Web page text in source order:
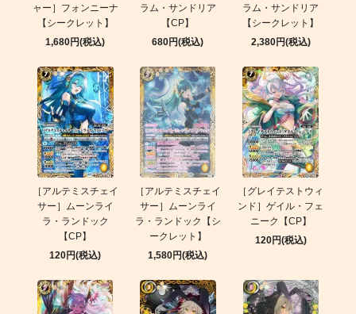
ャー］フォンニーナ
【シークレット】
1,680円(税込)
ラム・サンドリア
【CP】
680円(税込)
ラム・サンドリア
【シークレット】
2,380円(税込)
［アルテミスチェイ
サー］ムーンライ
ラ・ランドック
【CP】
120円(税込)
［アルテミスチェイ
サー］ムーンライ
ラ・ランドック【シ
ークレット】
1,580円(税込)
［グレイテストウィ
ンド］ゲイル・フェ
ニーク【CP】
120円(税込)